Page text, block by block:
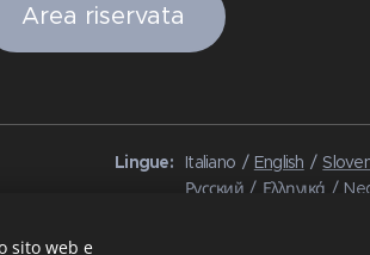
Area riservata
Lingue Italiano English
Русский
Ελληνικά
sito web e